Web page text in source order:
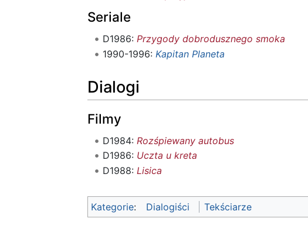
Seriale
D1986: Przygody dobrodusznego smoka
1990-1996: Kapitan Planeta
Dialogi
Filmy
D1984: Rozśpiewany autobus
D1986: Uczta u kreta
D1988: Lisica
Kategorie: Dialogiści Tekściarze